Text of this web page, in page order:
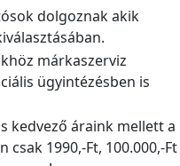
dolgoznak akik
márkaszerviz
ügyintézésben is
kedvező áraink mellett a
1990,-Ft, 100.000,-Ft